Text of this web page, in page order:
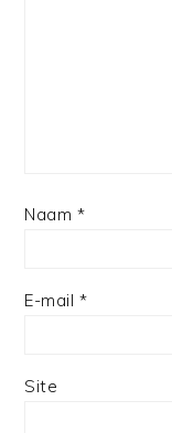
Naam *
E-mail *
Site